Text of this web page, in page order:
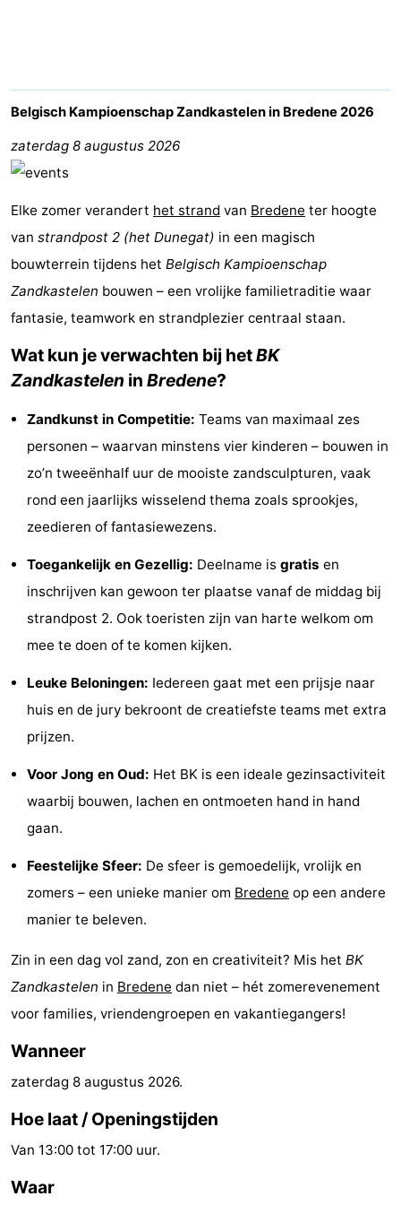
Village
Hippodroom
Last
minutes
Strand
Zien
doen
-
Monumenten
-
Kerken
-
Uitkijkpunten
Attracties
Rondvaarten
Binnenspeeltuinen
Bowlen
centra
Dorpen
Natuur
Zwembaden
-
Fietsen
Wandelen
Paardrijden
-
en
drinken
Evenementen
Praktisch
Forum
Belgisch Kampioenschap Zandkastelen in Bredene 2026
zaterdag 8 augustus 2026
Elke zomer verandert het strand van Bredene ter hoogte
van strandpost 2 (het Dunegat) in een magisch
bouwterrein tijdens het Belgisch Kampioenschap
Zandkastelen bouwen – een vrolijke familietraditie waar
fantasie, teamwork en strandplezier centraal staan.
Wat kun je verwachten bij hetBK
Zandkastelen in Bredene?
Zandkunst in Competitie: Teams van maximaal zes
personen – waarvan minstens vier kinderen – bouwen in
zo’n tweeënhalf uur de mooiste zandsculpturen, vaak
rond een jaarlijks wisselend thema zoals sprookjes,
zeedieren of fantasiewezens.
Toegankelijk en Gezellig: Deelname is gratis en
inschrijven kan gewoon ter plaatse vanaf de middag bij
strandpost 2. Ook toeristen zijn van harte welkom om
mee te doen of te komen kijken.
Leuke Beloningen: Iedereen gaat met een prijsje naar
huis en de jury bekroont de creatiefste teams met extra
prijzen.
Voor Jong en Oud: Het BK is een ideale gezinsactiviteit
waarbij bouwen, lachen en ontmoeten hand in hand
gaan.
Feestelijke Sfeer: De sfeer is gemoedelijk, vrolijk en
zomers – een unieke manier om Bredene op een andere
manier te beleven.
Zin in een dag vol zand, zon en creativiteit? Mis het BK
Zandkastelen in Bredene dan niet – hét zomerevenement
voor families, vriendengroepen en vakantiegangers!
Wanneer
zaterdag 8 augustus 2026.
Hoe laat / Openingstijden
Van 13:00 tot 17:00 uur.
Waar